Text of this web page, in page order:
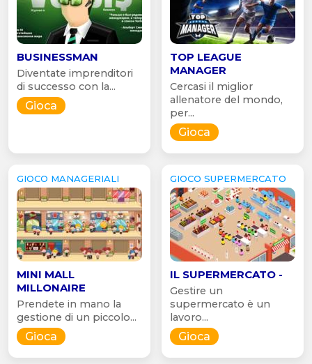
BUSINESSMAN
Diventate imprenditori
di successo con la...
Gioca
TOP LEAGUE
MANAGER
Cercasi il miglior
allenatore del mondo,
per...
Gioca
GIOCO MANAGERIALI
MINI MALL
MILLONAIRE
Prendete in mano la
gestione di un piccolo...
Gioca
GIOCO SUPERMERCATO
IL SUPERMERCATO -
Gestire un
supermercato è un
lavoro...
Gioca